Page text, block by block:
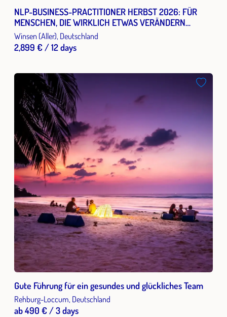
NLP-BUSINESS-PRACTITIONER HERBST 2026: FÜR
MENSCHEN, DIE WIRKLICH ETWAS VERÄNDERN
MÖCHTEN.
Winsen (Aller), Deutschland
2,899 € / 12 days
Gute Führung für ein gesundes und glückliches Team
Rehburg-Loccum, Deutschland
ab 490 € / 3 days